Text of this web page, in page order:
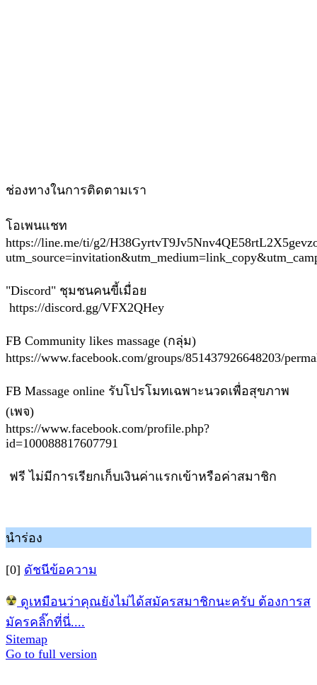
ช่องทางในการติดตามเรา
โอเพนแชท
https://line.me/ti/g2/
"Discord" ชุมชนคนขี้เมื่อย
https://discord.gg/VFX2QHey
FB Community likes massage (กลุ่ม)
https://www.facebook.com/groups/851437926648203/
FB Massage online รับโปรโมทเฉพาะนวดเพื่อสุขภาพ
(เพจ)
https://www.facebook.com/profile.php?
id=100088817607791
ฟรี ไม่มีการเรียกเก็บเงินค่าแรกเข้าหรือค่าสมาชิก
นำร่อง
[0] ดัชนีข้อความ
ดูเหมือนว่าคุณยังไม่ได้สมัครสมาชิกนะครับ ต้องการส
มัครคลิ๊กที่นี่....
Sitemap
Go to full version